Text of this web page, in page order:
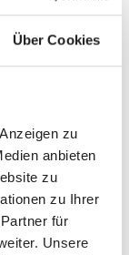
Über Cookies
zu
anbieten
zu
zu Ihrer
für
Unsere